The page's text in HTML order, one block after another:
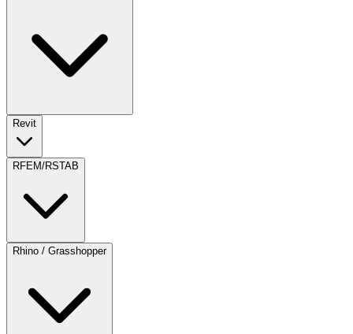
Revit
RFEM/RSTAB
Rhino / Grasshopper